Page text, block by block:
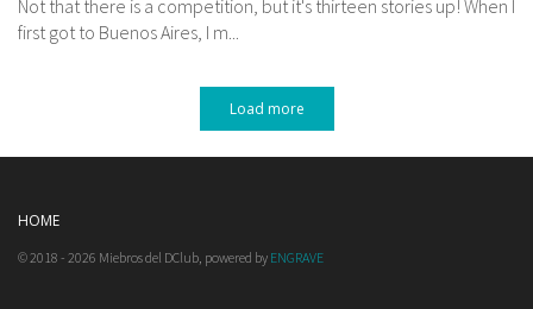
Not that there is a competition, but it's thirteen stories up! When I
first got to Buenos Aires, I m...
Load more
HOME
© 2018 - 2026 Miebros del DClub, powered by ENGRAVE